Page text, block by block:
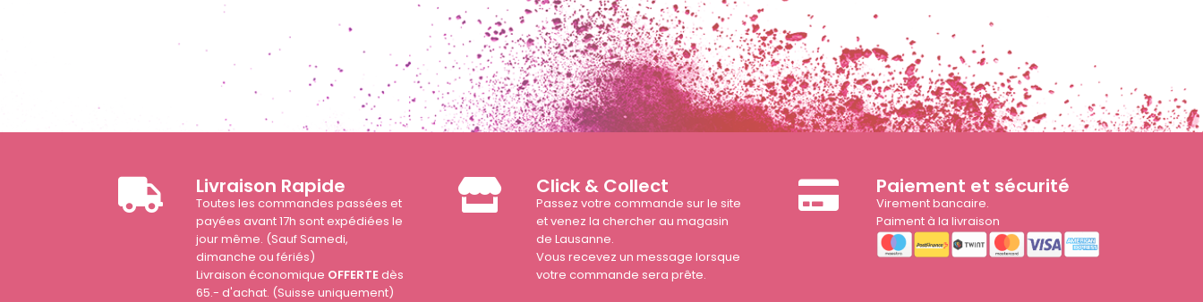
Livraison Rapide
Toutes les commandes passées et
payées avant 17h sont expédiées le
jour même. (Sauf Samedi,
dimanche ou fériés)
Livraison économique OFFERTEdès
65.- d'achat. (Suisse uniquement)
Click & Collect
Passez votre commande sur le site
et venez la chercher au magasin
de Lausanne.
Vous recevez un message lorsque
votre commande sera prête.
Paiement et sécurité
Virement bancaire.
Paiment à la livraison